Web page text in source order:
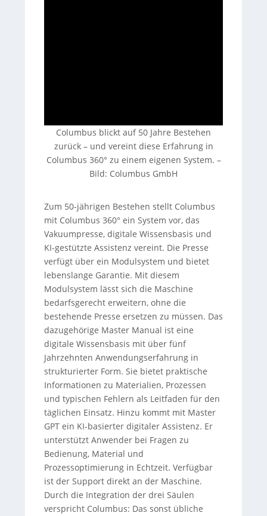
Columbus blickt auf 50 Jahre Bestehen
zurück – und vereint diese Erfahrung in
Columbus 360° zu einem eigenen System. –
Bild: Columbus GmbH
Zum 50-jährigen Bestehen stellt Columbus
mit Columbus 360° ein System vor, das
Vakuumpresse, digitale Wissensbasis und
KI-gestützte Assistenz vereint. Die Presse
verfügt über ein Modulsystem und bietet
lebenslange Garantie. Mit diesem
Modulsystem lässt sich die Maschine
bedarfsgerecht erweitern, ohne die
bestehende Presse ersetzen zu müssen. Das
dazugehörige Master Manual ist eine
digitale Wissensbasis mit über fünf
Jahrzehnten Anwendungserfahrung in
strukturierter Form. Sie bietet praktische
Informationen zu Materialien, Prozessen
und typischen Fehlern als Leitfaden für den
täglichen Einsatz. Hinzu kommt mit Master
GPT ein KI-basierter digitaler Assistenz. Er
unterstützt Anwender bei Fragen zu
Bedienung, Material und
Prozessoptimierung in Echtzeit. Verfügbar
ist der Support direkt an der Maschine.
Durch die Integration der drei Säulen
verspricht Columbus: Das sonst übliche